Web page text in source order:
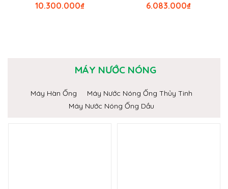
₫
10.300.000 ₫
6.083.000
MÁY NƯỚC NÓNG
Máy Hàn Ống
Máy Nước Nóng Ống Thủy Tinh
Máy Nước Nóng Ống Dầu